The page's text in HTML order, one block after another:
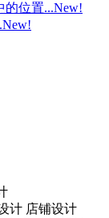
的位置...New!
计 店铺设计